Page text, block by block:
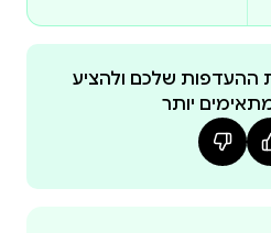
ההעדפות שלכם ולהציע
יותר